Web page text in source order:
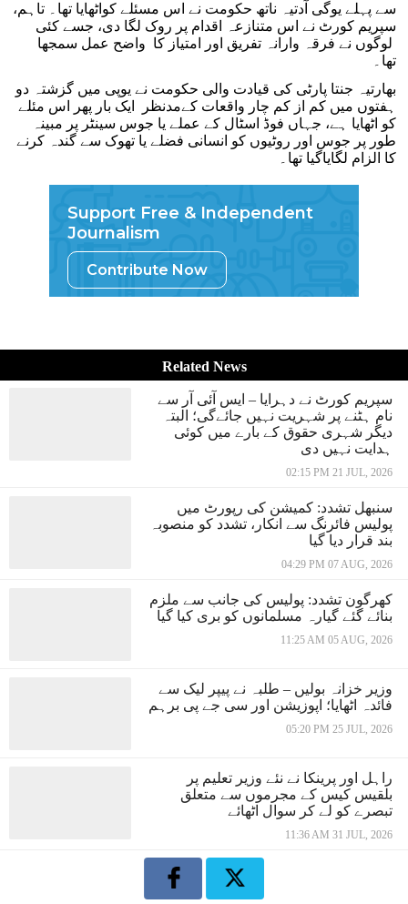
سے پہلے یوگی آدتیہ ناتھ حکومت نے اس مسئلے کواٹھایا تھا۔ تاہم،
سپریم کورٹ نے اس متنازعہ اقدام پر روک لگا دی، جسے کئی
لوگوں نے فرقہ وارانہ تفریق اور امتیاز کا واضح عمل سمجھا
تھا۔
بھارتیہ جنتا پارٹی کی قیادت والی حکومت نے یوپی میں گزشتہ دو
ہفتوں میں کم از کم چار واقعات کےمدنظر ایک بار پھر اس مئلے
کو اٹھایا ہے، جہاں فوڈ اسٹال کے عملے یا جوس سینٹر پر مبینہ
طور پر جوس اور روٹیوں کو انسانی فضلے یا تھوک سے گندہ کرنے
کا الزام لگایاگیا تھا۔
Support Free & Independent
Journalism
Contribute Now
Related News
سپریم کورٹ نے دہرایا – ایس آئی آر سے
نام ہٹنے پر شہریت نہیں جائےگی؛ البتہ
دیگر شہری حقوق کے بارے میں کوئی
ہدایت نہیں دی
02:15 PM 21 JUL, 2026
سنبھل تشدد: کمیشن کی رپورٹ میں
پولیس فائرنگ سے انکار، تشدد کو منصوبہ
بند قرار دیا گیا
04:29 PM 07 AUG, 2026
کھرگون تشدد: پولیس کی جانب سے ملزم
بنائے گئے گیارہ مسلمانوں کو بری کیا گیا
11:25 AM 05 AUG, 2026
وزیر خزانہ بولیں – طلبہ نے پیپر لیک سے
فائدہ اٹھایا؛ اپوزیشن اور سی جے پی برہم
05:20 PM 25 JUL, 2026
راہل اور پرینکا نے نئے وزیر تعلیم پر
بلقیس کیس کے مجرموں سے متعلق
تبصرے کو لے کر سوال اٹھائے
11:36 AM 31 JUL, 2026